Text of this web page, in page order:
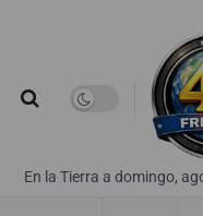
En la Tierra a domingo,